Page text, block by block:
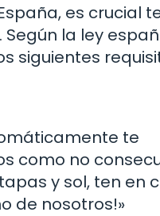
es crucial
la ley
siguientes
te
como no
y sol, ten en
de nosotros!»